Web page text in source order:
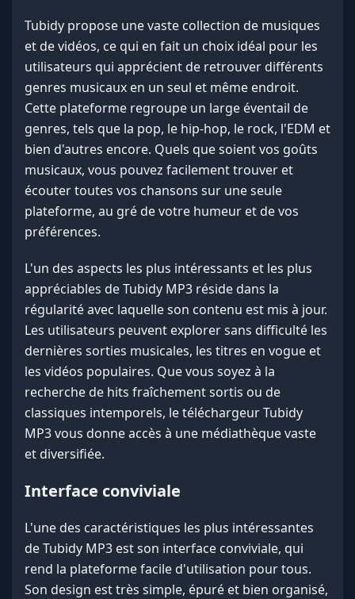
Tubidy propose une vaste collection de musiques
et de vidéos, ce qui en fait un choix idéal pour les
utilisateurs qui apprécient de retrouver différents
genres musicaux en un seul et même endroit.
Cette plateforme regroupe un large éventail de
genres, tels que la pop, le hip-hop, le rock, l'EDM et
bien d'autres encore. Quels que soient vos goûts
musicaux, vous pouvez facilement trouver et
écouter toutes vos chansons sur une seule
plateforme, au gré de votre humeur et de vos
préférences.
L'un des aspects les plus intéressants et les plus
appréciables de Tubidy MP3 réside dans la
régularité avec laquelle son contenu est mis à jour.
Les utilisateurs peuvent explorer sans difficulté les
dernières sorties musicales, les titres en vogue et
les vidéos populaires. Que vous soyez à la
recherche de hits fraîchement sortis ou de
classiques intemporels, le téléchargeur Tubidy
MP3 vous donne accès à une médiathèque vaste
et diversifiée.
Interface conviviale
L'une des caractéristiques les plus intéressantes
de Tubidy MP3 est son interface conviviale, qui
rend la plateforme facile d'utilisation pour tous.
Son design est très simple, épuré et bien organisé,